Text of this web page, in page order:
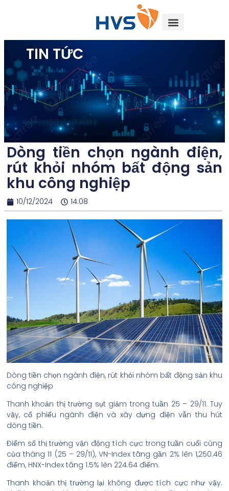
TIN TỨC
Dòng tiền chọn ngành điện,
rút khỏi nhóm bất động sản
khu công nghiệp
10/12/2024 14:08
Dòng tiền chọn ngành điện, rút khỏi nhóm bất động sản khu
công nghiệp
Thanh khoản thị trường sụt giảm trong tuần 25 – 29/11. Tuy
vậy, cổ phiếu ngành điện và xây dựng điện vẫn thu hút
dòng tiền.
Điểm số thị trường vận động tích cực trong tuần cuối cùng
của tháng 11 (25 – 29/11), VN-Index tăng gần 2% lên 1,250.46
điểm, HNX-Index tăng 1.5% lên 224.64 điểm.
Thanh khoản thị trường lại không được tích cực như vậy.